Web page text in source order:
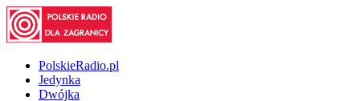
PolskieRadio.pl
Jedynka
Dwójka